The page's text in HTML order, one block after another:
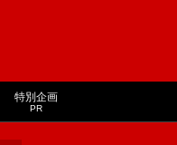
特別企画
PR